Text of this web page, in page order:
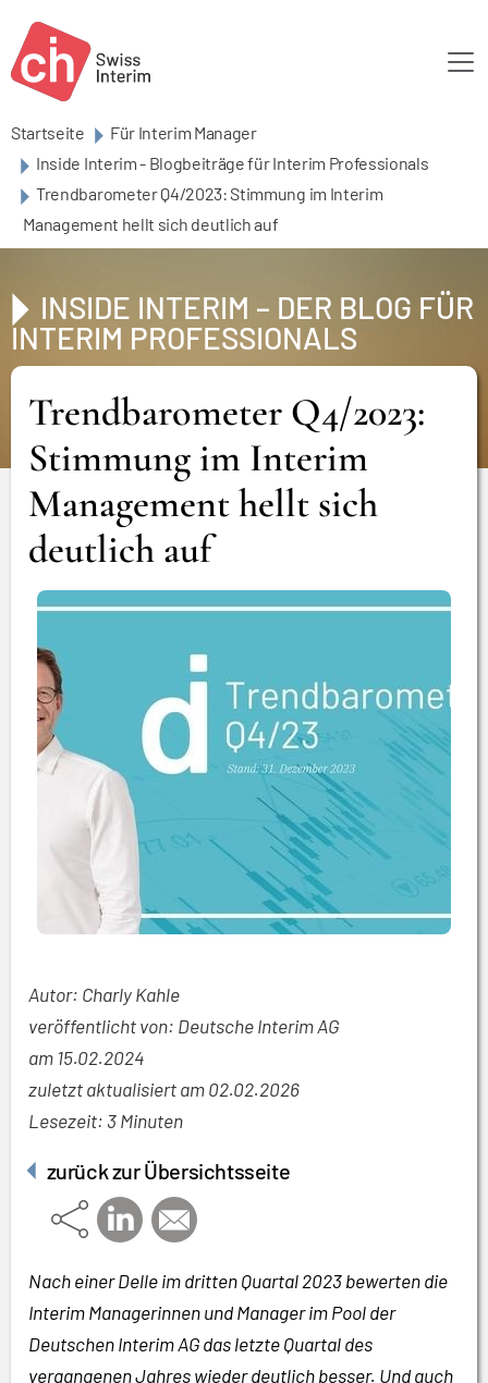
Startseite
Für Interim Manager
Inside Interim - Blogbeiträge für Interim Professionals
Trendbarometer Q4/2023: Stimmung im Interim
Management hellt sich deutlich auf
INSIDE INTERIM – DER BLOG FÜR
INTERIM PROFESSIONALS
Trendbarometer Q4/2023:
Stimmung im Interim
Management hellt sich
deutlich auf
Autor: Charly Kahle
veröffentlicht von: Deutsche Interim AG
am 15.02.2024
zuletzt aktualisiert am 02.02.2026
Lesezeit: 3 Minuten
zurück zur Übersichtsseite
Nach einer Delle im dritten Quartal 2023 bewerten die
Interim Managerinnen und Manager im Pool der
Deutschen Interim AG das letzte Quartal des
vergangenen Jahres wieder deutlich besser. Und auch